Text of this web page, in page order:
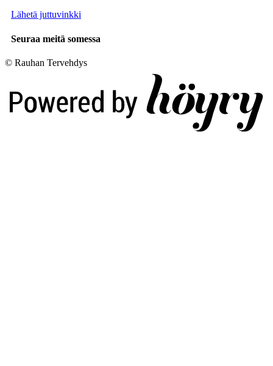
Lähetä juttuvinkki
Seuraa meitä somessa
© Rauhan Tervehdys